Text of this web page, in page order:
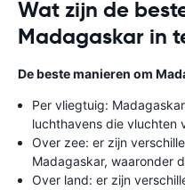
Wat zijn de
Madagaskar in
De beste manieren om
Per vliegtuig:
luchthavens die vluchten
Over zee: er zijn
Madagaskar, waaronder
Over land: er zijn